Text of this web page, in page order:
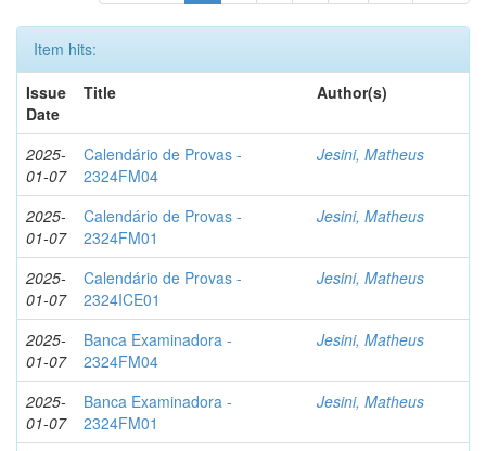
Item hits:
Issue
Date
Title Author(s)
2025-
01-07
Calendário de Provas -
2324FM04
Jesini, Matheus
2025-
01-07
Calendário de Provas -
2324FM01
Jesini, Matheus
2025-
01-07
Calendário de Provas -
2324ICE01
Jesini, Matheus
2025-
01-07
Banca Examinadora -
2324FM04
Jesini, Matheus
2025-
01-07
Banca Examinadora -
2324FM01
Jesini, Matheus